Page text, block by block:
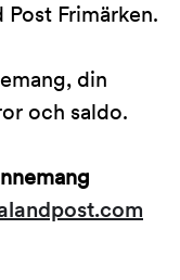
Frimärken.
din
och saldo.